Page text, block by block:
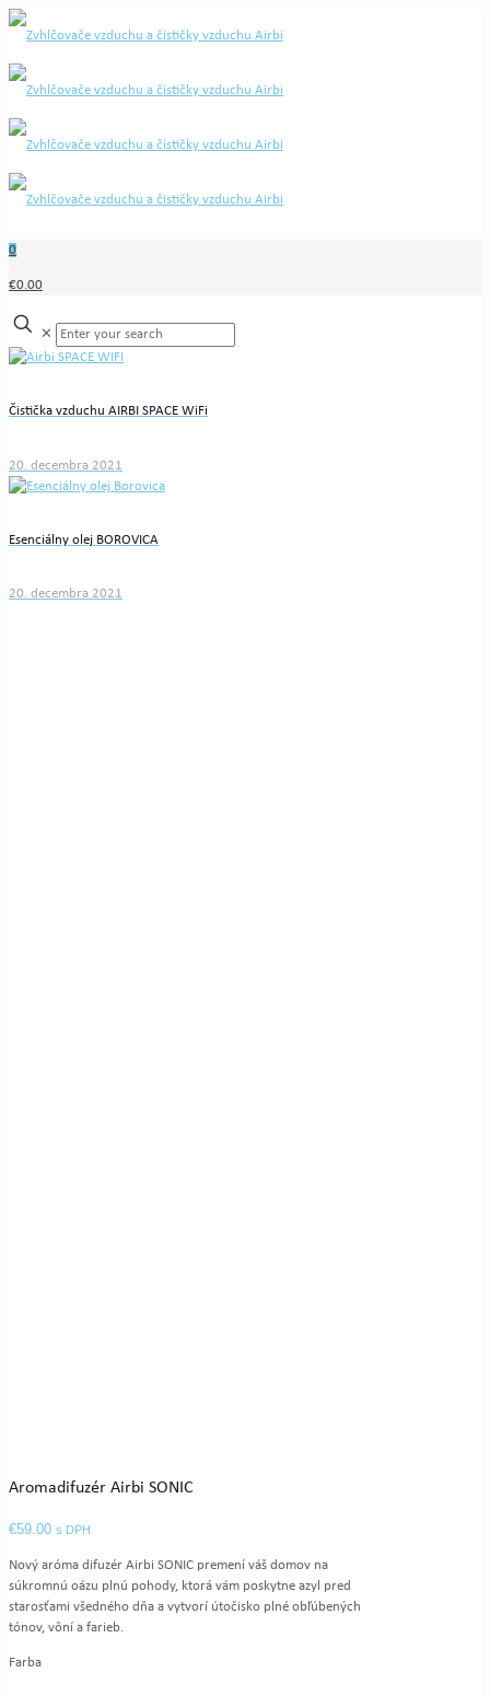
0
€0.00
✕
Čistička vzduchu AIRBI SPACE WiFi
20. decembra 2021
Esenciálny olej BOROVICA
20. decembra 2021
Aromadifuzér Airbi SONIC
€59.00 s DPH
Nový aróma difuzér Airbi SONIC premení váš domov na
súkromnú oázu plnú pohody, ktorá vám poskytne azyl pred
starosťami všedného dňa a vytvorí útočisko plné obľúbených
tónov, vôní a farieb.
Farba